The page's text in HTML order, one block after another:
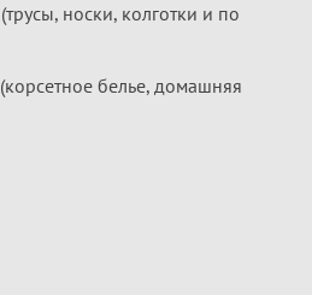
(трусы, носки, колготки и по
(корсетное белье, домашняя